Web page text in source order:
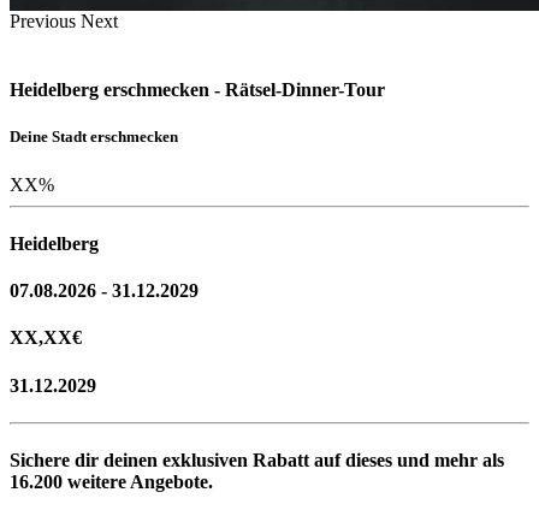
Previous Next
Heidelberg erschmecken - Rätsel-Dinner-Tour
Deine Stadt erschmecken
XX%
Heidelberg
07.08.2026 - 31.12.2029
XX,XX€
31.12.2029
Sichere dir deinen exklusiven Rabatt auf dieses und mehr als
16.200 weitere Angebote.